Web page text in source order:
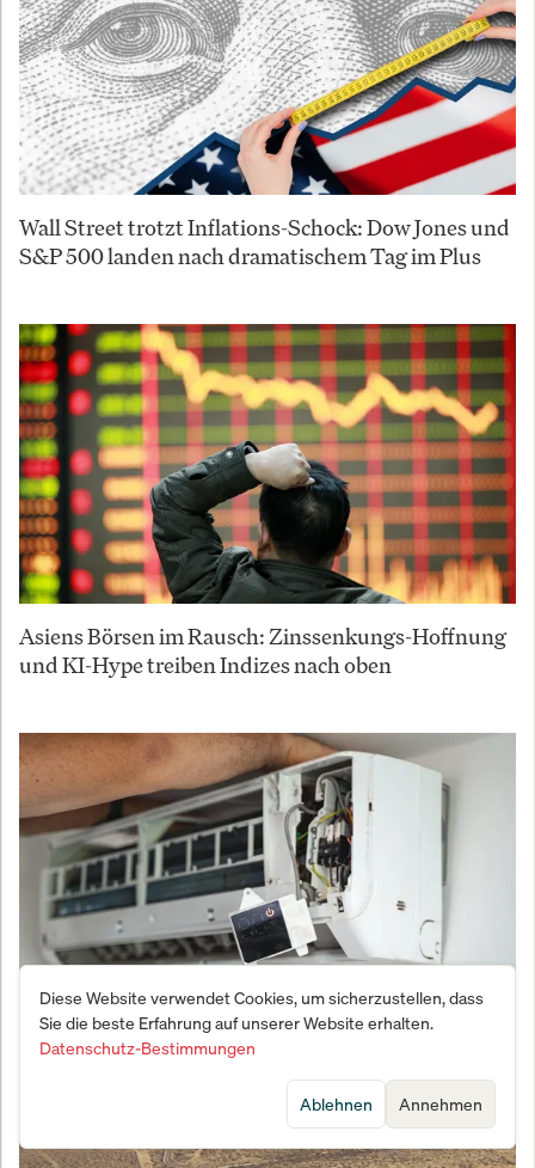
Wall Street trotzt Inflations-Schock: Dow Jones und
S&P 500 landen nach dramatischem Tag im Plus
Asiens Börsen im Rausch: Zinssenkungs-Hoffnung
und KI-Hype treiben Indizes nach oben
Hitzewelle befeuert Klimaanlagen-Boom: Diese 4
Aktien könnten sich verdoppeln
Diese Website verwendet Cookies, um sicherzustellen, dass
Sie die beste Erfahrung auf unserer Website erhalten.
Datenschutz-Bestimmungen
Annehmen
Ablehnen